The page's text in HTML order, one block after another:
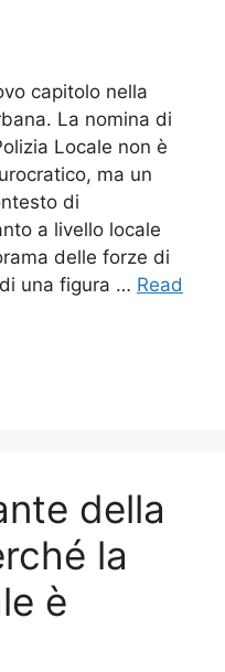
capitolo nella
La nomina di
Locale non è
ma un
di
a livello locale
delle forze di
una figura … Read
della
la
è